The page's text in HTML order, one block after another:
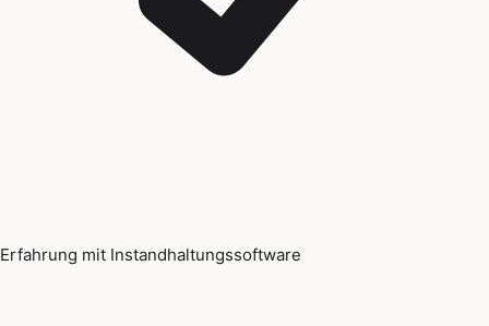
Erfahrung mit Instandhaltungssoftware